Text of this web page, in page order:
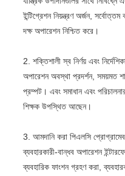
ইন্টিগ্রেশন নিয়ন্ত্রণ অর্জন,
দক্ষ অপারেশন নিশ্চিত করে।
2. শক্তিশালী স্ব নির্ণয় এবং
অপারেশন অবস্থা প্রদর্শন, সময়মত
প্রম্পট। এবং সমাধান এবং
শিক্ষক উপস্থিত আছেন।
3. আমদানি করা পিএলসি
ব্যবহারকারী-বান্ধব অপারেশন
ব্যবহারিক ফাংশন গ্রহণ করা,